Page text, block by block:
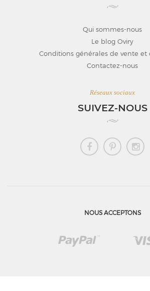
Qui sommes-nous
Le blog Oviry
Conditions générales de vente et
Contactez-nous
Réseaux sociaux
SUIVEZ-NOUS
NOUS ACCEPTONS